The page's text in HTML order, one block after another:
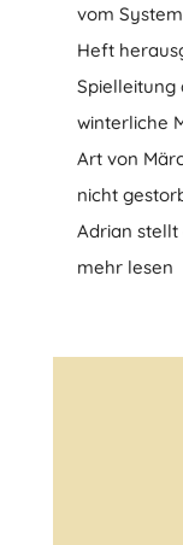
vom
Heft
Spielleitung
winterliche
Art von
nicht
Adrian stellt
mehr lesen